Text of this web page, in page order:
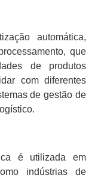
automática,
que
de produtos
com diferentes
de gestão de
é utilizada em
indústrias de